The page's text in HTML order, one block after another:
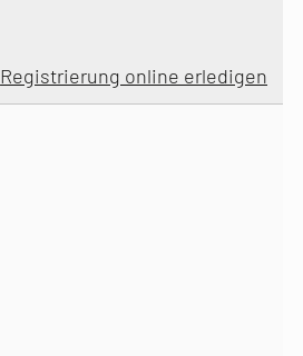
Registrierung online erledigen